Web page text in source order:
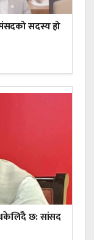
संसदको सदस्य हो
धकेलिँदै छ: सांसद